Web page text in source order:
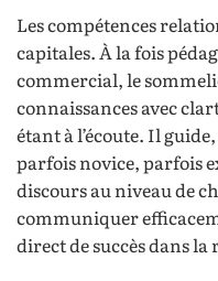
Les compétences
capitales. À la fois
commercial, le
connaissances avec
étant à l’écoute. Il
parfois novice, parfois
discours au niveau de
communiquer
direct de succès dans